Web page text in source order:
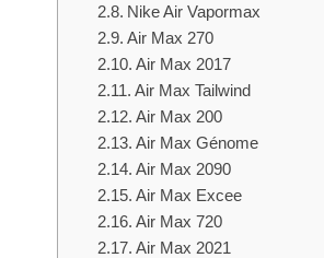
Nike Air Vapormax
Air Max 270
Air Max 2017
Air Max Tailwind
Air Max 200
Air Max Génome
Air Max 2090
Air Max Excee
Air Max 720
Air Max 2021